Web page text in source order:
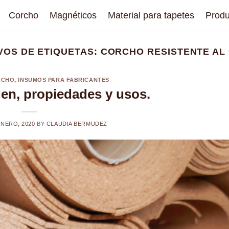
Corcho Magnéticos Material para tapetes
DE ETIQUETAS: CORCHO RESISTENTE AL
,INSUMOS PARA FABRICANTES
propiedades y usos.
2020 BY CLAUDIA BERMUDEZ